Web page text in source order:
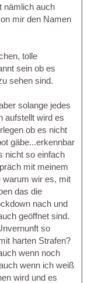
nämlich auch
mir den Namen
tolle
sein ob es
sehen sind.
solange jedes
aufstellt wird es
ob es nicht
gäbe...erkennbar
nicht so einfach
mit meinem
warum wir es, mit
das die
nach und
geöffnet sind.
so
harten Strafen?
wenn noch
wenn ich weiß
wird und es